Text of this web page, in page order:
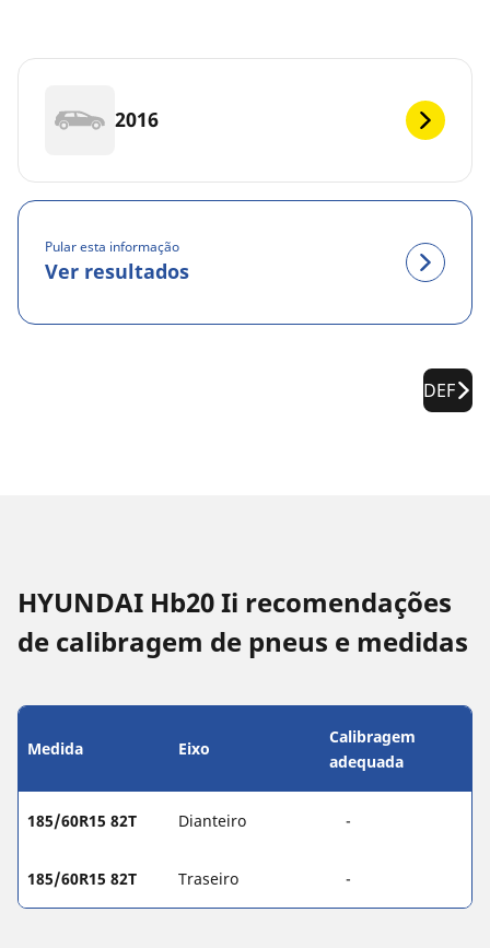
2016
Pular esta informação
Ver resultados
DEF
HYUNDAI Hb20 Ii recomendações
de calibragem de pneus e medidas
Medida Eixo
Calibragem
adequada
185/60R15 82T Dianteiro -
185/60R15 82T Traseiro -